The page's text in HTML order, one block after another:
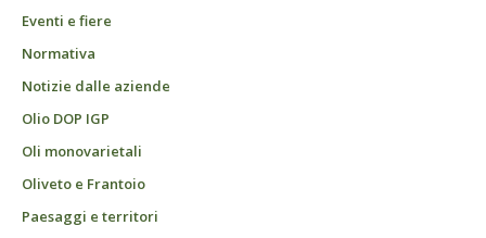
Eventi e fiere
Normativa
Notizie dalle aziende
Olio DOP IGP
Oli monovarietali
Oliveto e Frantoio
Paesaggi e territori